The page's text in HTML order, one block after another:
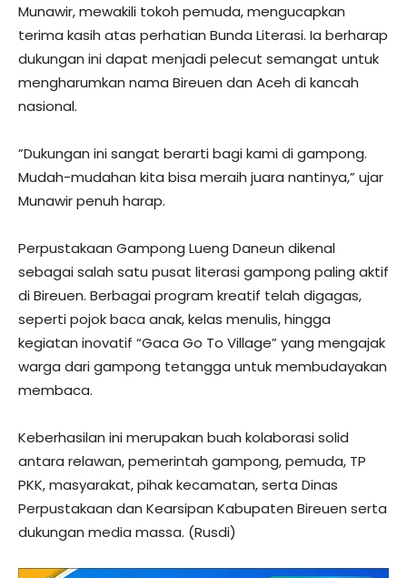
​Munawir, mewakili tokoh pemuda, mengucapkan
terima kasih atas perhatian Bunda Literasi. Ia berharap
dukungan ini dapat menjadi pelecut semangat untuk
mengharumkan nama Bireuen dan Aceh di kancah
nasional.
​”Dukungan ini sangat berarti bagi kami di gampong.
Mudah-mudahan kita bisa meraih juara nantinya,” ujar
Munawir penuh harap.
​Perpustakaan Gampong Lueng Daneun dikenal
sebagai salah satu pusat literasi gampong paling aktif
di Bireuen. Berbagai program kreatif telah digagas,
seperti pojok baca anak, kelas menulis, hingga
kegiatan inovatif “Gaca Go To Village” yang mengajak
warga dari gampong tetangga untuk membudayakan
membaca.
​Keberhasilan ini merupakan buah kolaborasi solid
antara relawan, pemerintah gampong, pemuda, TP
PKK, masyarakat, pihak kecamatan, serta Dinas
Perpustakaan dan Kearsipan Kabupaten Bireuen serta
dukungan media massa. (Rusdi)